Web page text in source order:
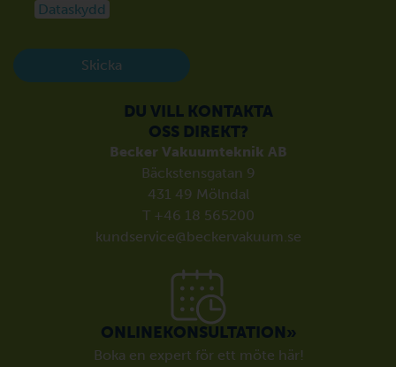
Dataskydd
Skicka
DU VILL KONTAKTA
OSS DIREKT?
Becker Vakuumteknik AB
Bäckstensgatan 9
431 49 Mölndal
T +46 18 565200
kundservice@beckervakuum.se
ONLINEKONSULTATION»
Boka en expert för ett möte här!